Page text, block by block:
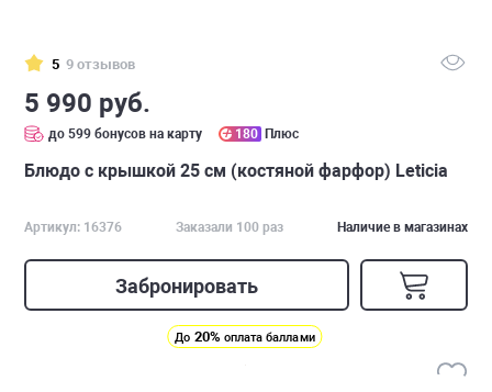
5 9 отзывов
5 990 руб.
до 599 бонусов на карту 180 Плюс
Блюдо с крышкой 25 см (костяной фарфор) Leticia
Артикул: 16376 Заказали 100 раз Наличие в магазинах
Забронировать
До 20% оплата баллами